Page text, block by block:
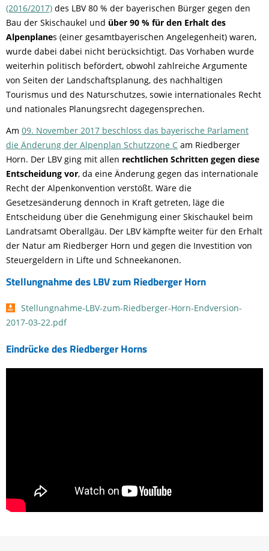
(2016/2017) des LBV 80 % der bayerischen Bürger gegen den
Bau der Skischaukel und über 90 % für den Erhalt des
Alpenplanes (einer gesamtbayerischen Angelegenheit) waren,
wurde dabei dabei nicht berücksichtigt. Das Vorhaben wurde
weiterhin politisch befördert, obwohl zahlreiche Argumente
von Seiten der Landschaftsplanung, des nachhaltigen
Tourismus und des Naturschutzes, sowie internationales Recht
und nationales Planungsrecht dagegensprechen.
Am 09. November 2017 beschloss das bayerische Parlament
die Änderung der Alpenplan Schutzzone C am Riedberger
Horn. Der LBV ging mit allen rechtlichen Schritten gegen diese
Entscheidung vor, da eine Änderung gegen das internationale
Recht der Alpenkonvention verstößt. Wäre die
Gesetzesänderung dennoch in Kraft getreten, läge die
Entscheidung über die Genehmigung einer Skischaukel beim
Landratsamt Oberallgäu. Der LBV kämpfte weiter für den Erhalt
der Natur am Riedberger Horn und gegen die Investition von
Steuergeldern in Lifte und Schneekanonen.
Stellungnahme des LBV zum Riedberger Horn
Stellungnahme-LBV-zum-Riedberger-Horn-Endversion-
2017-03-22.pdf
Eindrücke des Riedberger Horns